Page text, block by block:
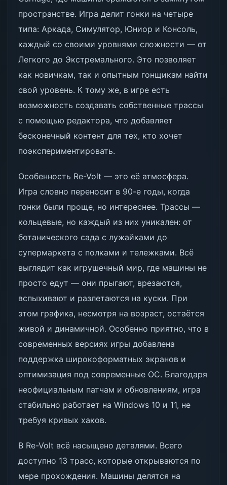
пространстве. Игра делит гонки на четыре
типа: Аркада, Симулятор, Юниор и Консоль,
каждый со своими уровнями сложности — от
Легкого до Экстремального. Это позволяет
как новичкам, так и опытным гонщикам найти
свой уровень. К тому же, в игре есть
возможность создавать собственные трассы
с помощью редактора, что добавляет
бесконечный контент для тех, кто хочет
поэкспериментировать.
Особенность Re-Volt — это её атмосфера.
Игра словно переносит в 90-е годы, когда
гонки были проще, но интереснее. Трассы —
кольцевые, но каждый из них уникален: от
ботанического сада с лужайками до
супермаркета с полками и тележками. Всё
выглядит как игрушечный мир, где машины не
просто едут — они прыгают, врезаются,
вспыхивают и разлетаются на куски. При
этом графика, несмотря на возраст, остаётся
живой и динамичной. Особенно приятно, что в
современных версиях игры добавлена
поддержка широкоформатных экранов и
оптимизация под современные ОС. Благодаря
неофициальным патчам и обновлениям, игра
стабильно работает на Windows 10 и 11, не
требуя кривых хаков.
В Re-Volt всё насыщено деталями. Всего
доступно 13 трасс, которые открываются по
мере прохождения. Машины делятся на